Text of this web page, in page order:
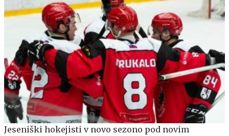
Jeseniški hokejisti v novo sezono pod novim